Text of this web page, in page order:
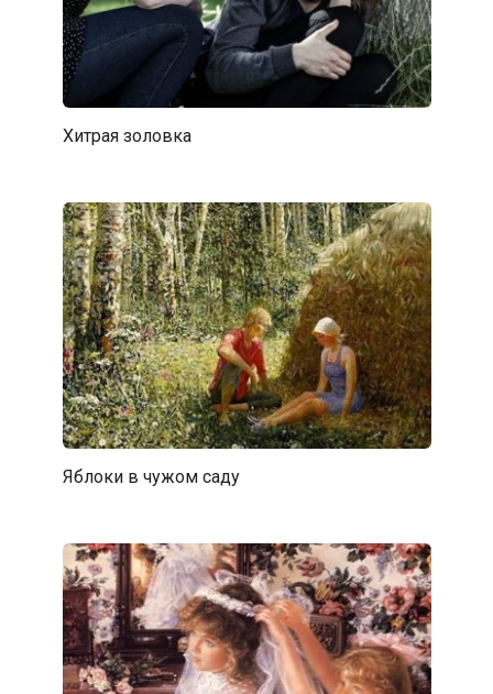
Хитрая золовка
Яблоки в чужом саду